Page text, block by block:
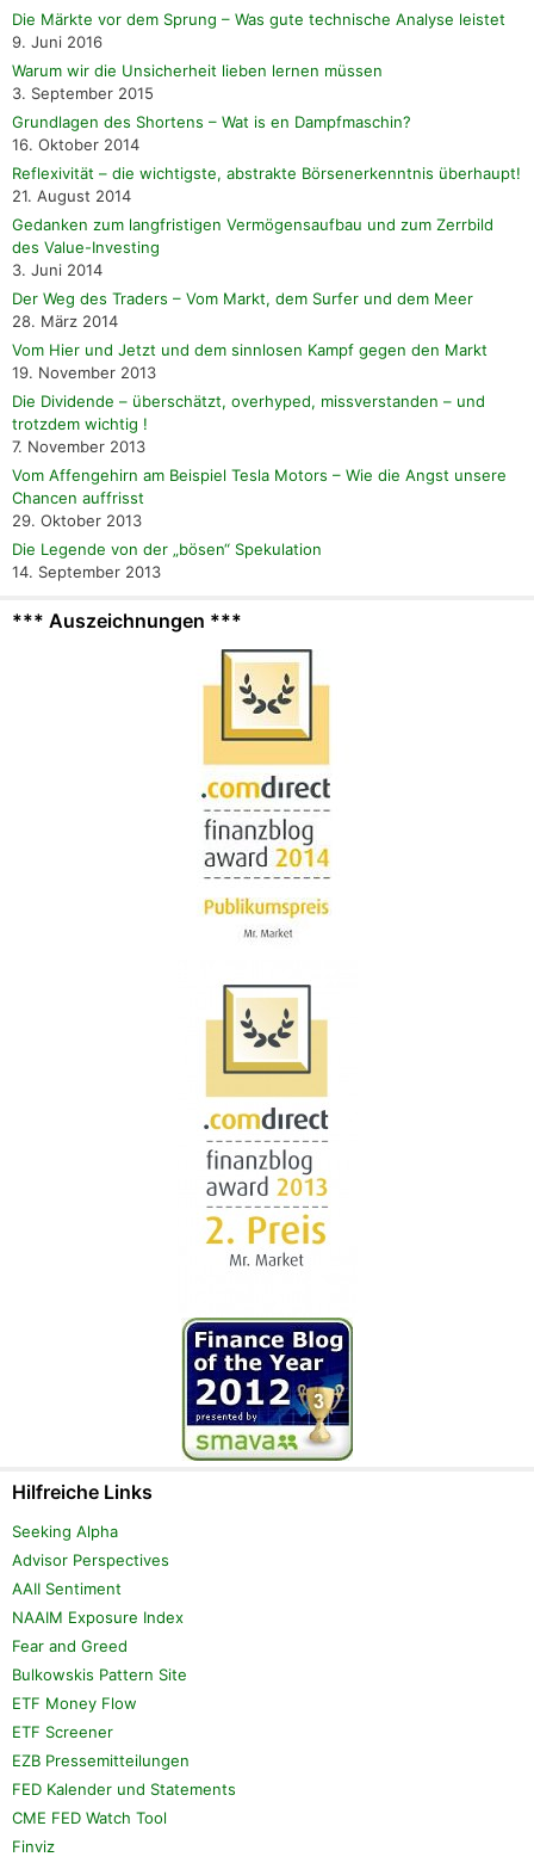
Die Märkte vor dem Sprung – Was gute technische Analyse leistet
9. Juni 2016
Warum wir die Unsicherheit lieben lernen müssen
3. September 2015
Grundlagen des Shortens – Wat is en Dampfmaschin?
16. Oktober 2014
Reflexivität – die wichtigste, abstrakte Börsenerkenntnis überhaupt!
21. August 2014
Gedanken zum langfristigen Vermögensaufbau und zum Zerrbild
des Value-Investing
3. Juni 2014
Der Weg des Traders – Vom Markt, dem Surfer und dem Meer
28. März 2014
Vom Hier und Jetzt und dem sinnlosen Kampf gegen den Markt
19. November 2013
Die Dividende – überschätzt, overhyped, missverstanden – und
trotzdem wichtig !
7. November 2013
Vom Affengehirn am Beispiel Tesla Motors – Wie die Angst unsere
Chancen auffrisst
29. Oktober 2013
Die Legende von der „bösen“ Spekulation
14. September 2013
*** Auszeichnungen ***
Hilfreiche Links
Seeking Alpha
Advisor Perspectives
AAII Sentiment
NAAIM Exposure Index
Fear and Greed
Bulkowskis Pattern Site
ETF Money Flow
ETF Screener
EZB Pressemitteilungen
FED Kalender und Statements
CME FED Watch Tool
Finviz